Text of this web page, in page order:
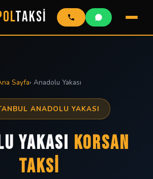
TAKSİ
Sayfa› Anadolu Yakası
ANADOLU YAKASI
YAKASI KORSAN
TAKSİ